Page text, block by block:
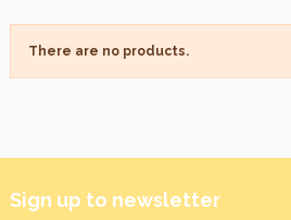
There are no products.
Sign up to newsletter